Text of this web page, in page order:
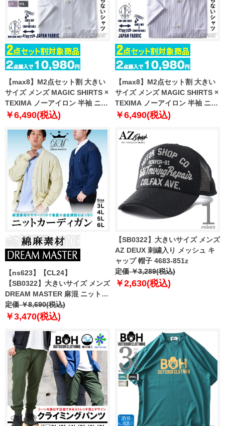
【max8】M2点セット割 大きい
サイズ メンズ MAGIC SHIRTS ×
TEXIMA ノーアイロン 半袖 ニッ
ト ワイシャツ ボタンダウン 吸水
ms-240207bd
￥6,490(税込)
【max8】M2点セット割 大きい
サイズ メンズ MAGIC SHIRTS ×
TEXIMA ノーアイロン 半袖 ニッ
ト ワイシャツ ボタンダウン 吸水
ms-240209bd
￥6,490(税込)
【ns623】【CL24】
【SB0322】大きいサイズ メンズ
DREAM MASTER 麻混 ニット
カーディガン dm-cj240106
定価 ￥8,690(税込)
￥3,470(税込)
【SB0322】大きいサイズ メンズ
AZ DEUX 刺繍入り メッシュ キ
ャップ 帽子 4683-851z
定価 ￥3,289(税込)
￥2,630(税込)